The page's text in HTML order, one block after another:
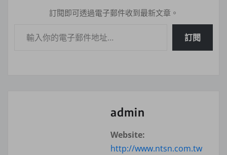
訂閱即可透過電子郵件收到最新文章。
訂閱
admin
Website:
http://www.ntsn.com.tw